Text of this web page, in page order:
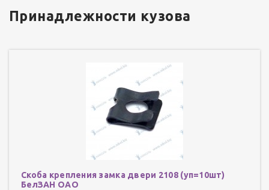
Принадлежности кузова
Скоба крепления замка двери 2108 (уп=10шт)
БелЗАН ОАО